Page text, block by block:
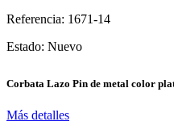
Referencia: 1671-14
Estado: Nuevo
Corbata Lazo Pin de metal color
Más detalles